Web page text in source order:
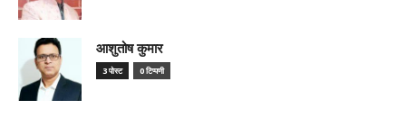
आशुतोष कुमार
3 पोस्ट 0 टिप्पणी